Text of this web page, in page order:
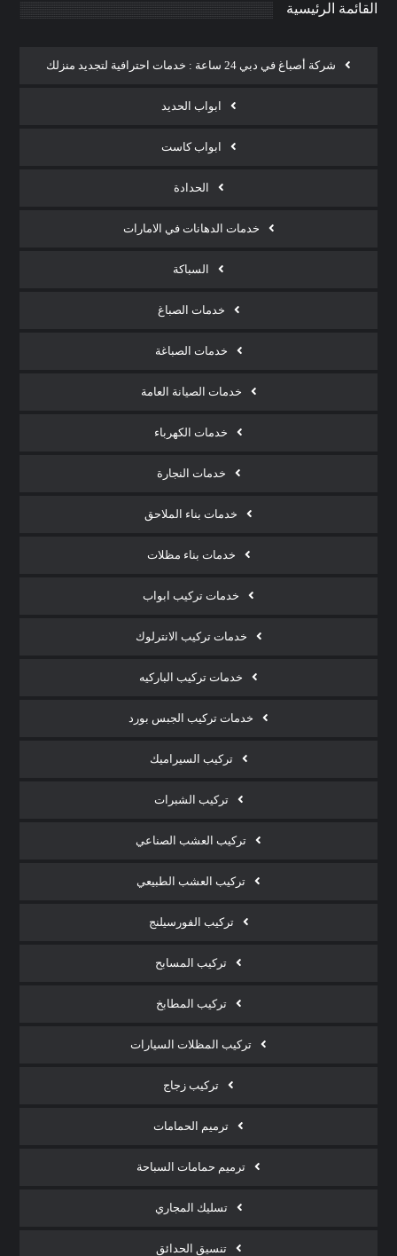
القائمة الرئيسية
شركة أصباغ في دبي 24 ساعة : خدمات احترافية لتجديد منزلك
ابواب الحديد
ابواب كاست
الحدادة
خدمات الدهانات في الامارات
السباكة
خدمات الصباغ
خدمات الصباغة
خدمات الصيانة العامة
خدمات الكهرباء
خدمات النجارة
خدمات بناء الملاحق
خدمات بناء مظلات
خدمات تركيب ابواب
خدمات تركيب الانترلوك
خدمات تركيب الباركيه
خدمات تركيب الجبس بورد
تركيب السيراميك
تركيب الشبرات
تركيب العشب الصناعي
تركيب العشب الطبيعي
تركيب الفورسيلنج
تركيب المسابح
تركيب المطابخ
تركيب المظلات السيارات
تركيب زجاج
ترميم الحمامات
ترميم حمامات السباحة
تسليك المجاري
تنسيق الحدائق